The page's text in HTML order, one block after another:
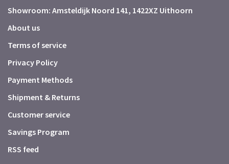
Showroom: Amsteldijk Noord 141, 1422XZ Uithoorn
About us
Terms of service
Privacy Policy
Payment Methods
Shipment & Returns
Customer service
Savings Program
RSS feed